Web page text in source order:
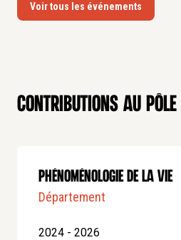
Voir tous les événements
Contributions au pôle
Phénoménologie de la vie
Département
2024 - 2026